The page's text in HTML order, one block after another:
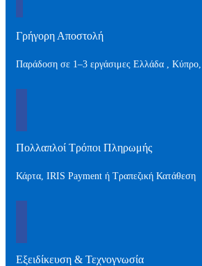
Γρήγορη Αποστολή
Παράδοση σε 1–3 εργάσιμες Ελλάδα ,
Πολλαπλοί Τρόποι Πληρωμής
Κάρτα, IRIS Payment ή Τραπεζική Κατάθεση
Εξειδίκευση & Τεχνογνωσία